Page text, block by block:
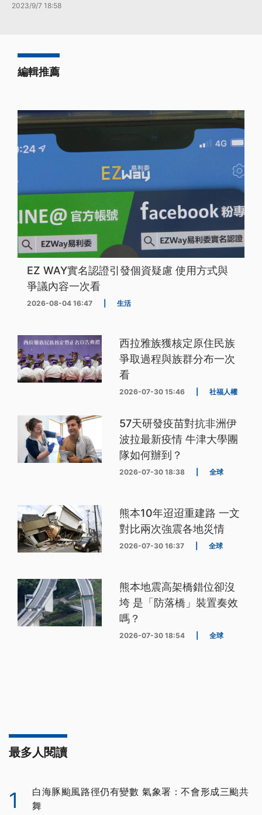
2023/9/7 18:58
編輯推薦
EZ WAY實名認證引發個資疑慮 使用方式與
爭議內容一次看
2026-08-04 16:47 生活
西拉雅族獲核定原住民族
爭取過程與族群分布一次
看
2026-07-30 15:46 社福人權
57天研發疫苗對抗非洲伊
波拉最新疫情 牛津大學團
隊如何辦到？
2026-07-30 18:38 全球
熊本10年迢迢重建路 一文
對比兩次強震各地災情
2026-07-30 16:37 全球
熊本地震高架橋錯位卻沒
垮 是「防落橋」裝置奏效
嗎？
2026-07-30 18:54 全球
最多人閱讀
1
白海豚颱風路徑仍有變數 氣象署：不會形成三颱共
舞